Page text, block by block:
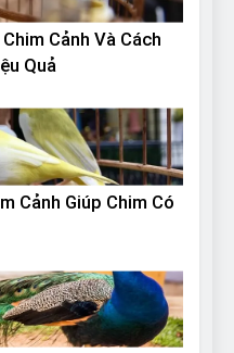
Cảnh Và Cách
Quả
Cảnh Giúp Chim Có